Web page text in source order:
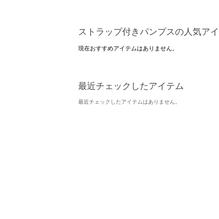
ストラップ付きパンプスの人気ア
現在おすすめアイテムはありません。
最近チェックしたアイテム
最近チェックしたアイテムはありません。